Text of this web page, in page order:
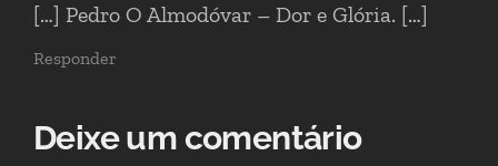
[…] Pedro O Almodóvar – Dor e Glória. […]
Responder
Deixe um comentário